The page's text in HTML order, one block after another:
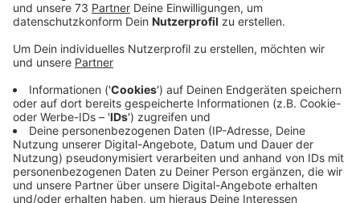
Positive Rückmeldungen aus der Bevölkerung
Anzeige
Die Unterführung am Stromberg in Isselburg ist ab
sofort in den Abendstunden besser beleuchtet. Die
Stadt hat neue, stärkere Lampen installiert, um die
Sicherheit in diesem Bereich zu erhöhen.